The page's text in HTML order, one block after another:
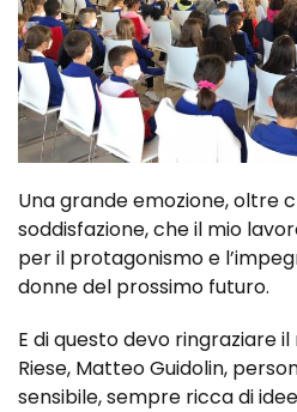
Una grande emozione, oltre
soddisfazione, che il mio
per il protagonismo e
donne del prossimo futuro.
E di questo devo ringraziare
Riese, Matteo Guidolin,
sensibile, sempre ricca di